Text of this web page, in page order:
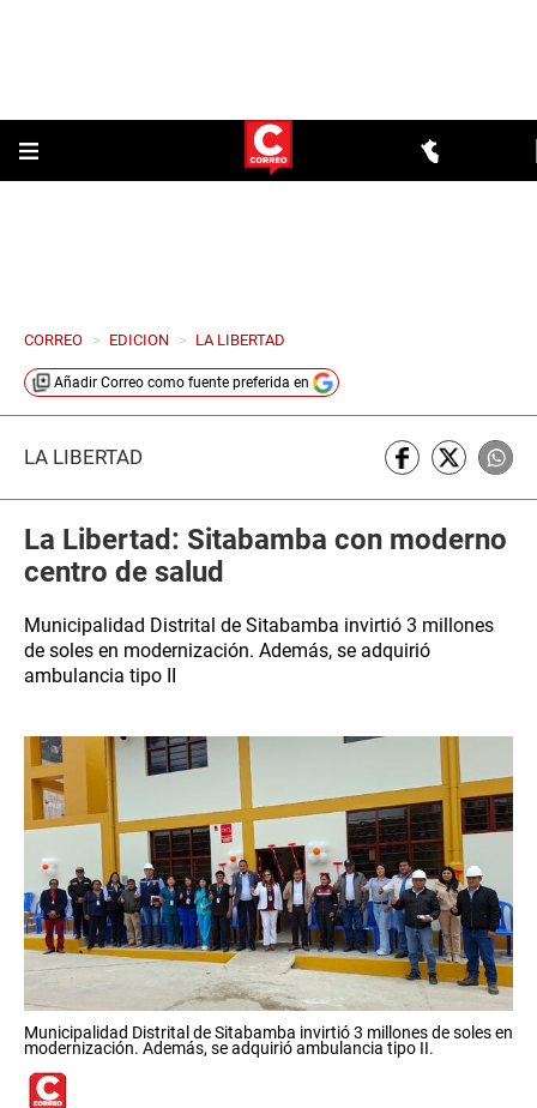
CORREO > EDICION > LA LIBERTAD
Añadir Correo como fuente preferida en
LA LIBERTAD
La Libertad: Sitabamba con moderno
centro de salud
Municipalidad Distrital de Sitabamba invirtió 3 millones
de soles en modernización. Además, se adquirió
ambulancia tipo II
Municipalidad Distrital de Sitabamba invirtió 3 millones de soles en
modernización. Además, se adquirió ambulancia tipo II.